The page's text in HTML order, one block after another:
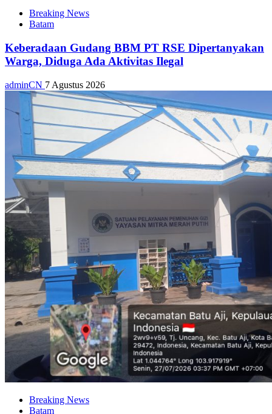
Breaking News
Batam
Keberadaan Gudang BBM PT RSE Dipertanyakan
Warga, Diduga Ada Aktivitas Ilegal
adminCN 7 Agustus 2026
Breaking News
Batam